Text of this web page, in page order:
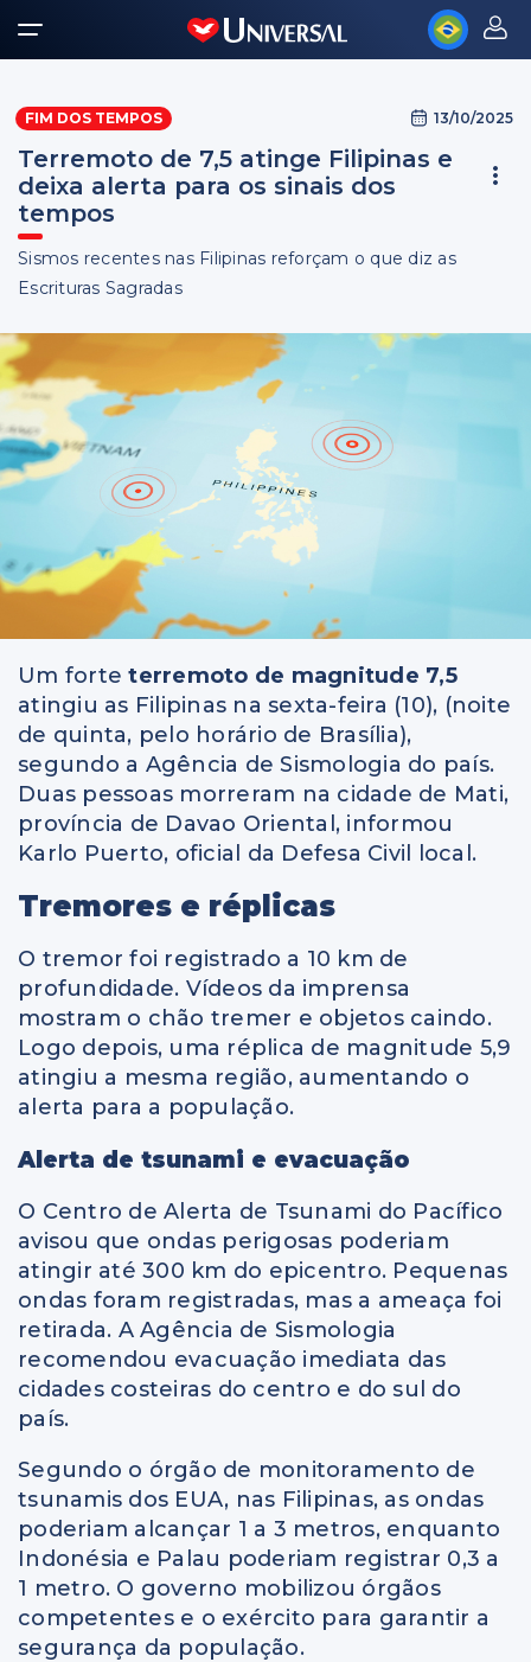
FIM DOS TEMPOS 13/10/2025
Terremoto de 7,5 atinge Filipinas e
deixa alerta para os sinais dos
tempos
Sismos recentes nas Filipinas reforçam o que diz as
Escrituras Sagradas
Um forteterremoto de magnitude 7,5
atingiu as Filipinas na sexta-feira (10), (noite
de quinta, pelo horário de Brasília),
segundo a Agência de Sismologia do país.
Duas pessoas morreram na cidade de Mati,
província de Davao Oriental, informou
Karlo Puerto, oficial da Defesa Civil local.
Tremores e réplicas
O tremor foi registrado a 10 km de
profundidade. Vídeos da imprensa
mostram o chão tremer e objetos caindo.
Logo depois, uma réplica de magnitude 5,9
atingiu a mesma região, aumentando o
alerta para a população.
Alerta de tsunami e evacuação
O Centro de Alerta de Tsunami do Pacífico
avisou que ondas perigosas poderiam
atingir até 300 km do epicentro. Pequenas
ondas foram registradas, mas a ameaça foi
retirada. A Agência de Sismologia
recomendou evacuação imediata das
cidades costeiras do centro e do sul do
país.
Segundo o órgão de monitoramento de
tsunamis dos EUA, nas Filipinas, as ondas
poderiam alcançar 1 a 3 metros, enquanto
Indonésia e Palau poderiam registrar 0,3 a
1 metro. O governo mobilizou órgãos
competentes e o exército para garantir a
segurança da população.